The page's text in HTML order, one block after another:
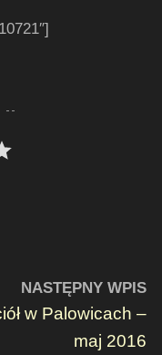
NASTĘPNY WPIS
w Palowicach –
maj 2016